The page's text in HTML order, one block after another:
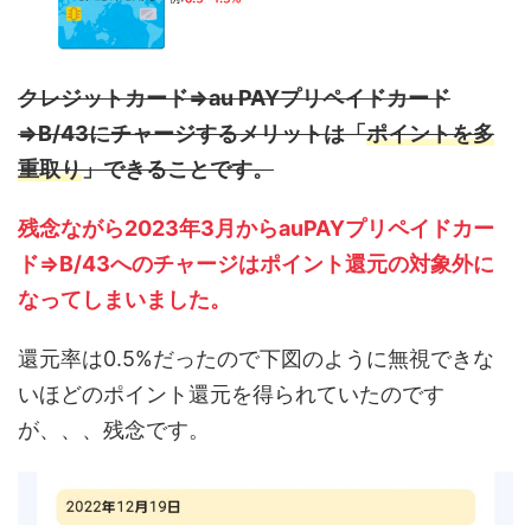
クレジットカード⇒au PAYプリペイドカード
⇒B/43にチャージするメリットは「ポイントを多
重取り」できることです。
残念ながら2023年3月からauPAYプリペイドカー
ド⇒B/43へのチャージはポイント還元の対象外に
なってしまいました。
還元率は0.5%だったので下図のように無視できな
いほどのポイント還元を得られていたのです
が、、、残念です。